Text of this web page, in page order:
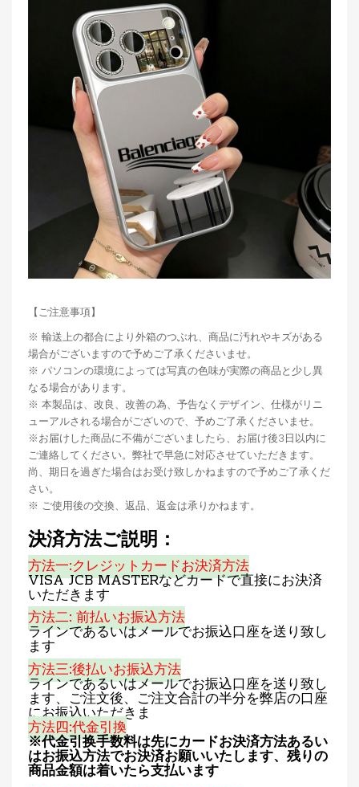
【ご注意事項】
※ 輸送上の都合により外箱のつぶれ、商品に汚れやキズがある
場合がございますので予めご了承くださいませ。
※ パソコンの環境によっては写真の色味が実際の商品と少し異
なる場合があります。
※ 本製品は、改良、改善の為、予告なくデザイン、仕様がリニ
ューアルされる場合がございので、予めご了承くださいませ。
※お届けした商品に不備がございましたら、お届け後3日以内に
ご連絡してください。弊社で早急に対応させていただきます。
尚、期日を過ぎた場合はお受け致しかねますので予めご了承くだ
さい。
※ ご使用後の交換、返品、返金は承りかねます。
決済方法ご説明：
方法一:クレジットカードお決済方法
VISA JCB MASTERなどカードで直接にお決済
いただきます
方法二: 前払いお振込方法
ラインであるいはメールでお振込口座を送り致し
ます
方法三:後払いお振込方法
ラインであるいはメールでお振込口座を送り致し
ます、ご注文後、ご注文合計の半分を弊店の口座
にお振込いただきま
方法四:代金引換
※代金引换手数料は先にカードお決済方法あるい
はお振込方法でお決済お願いいたします、残りの
商品金額は着いたら支払います